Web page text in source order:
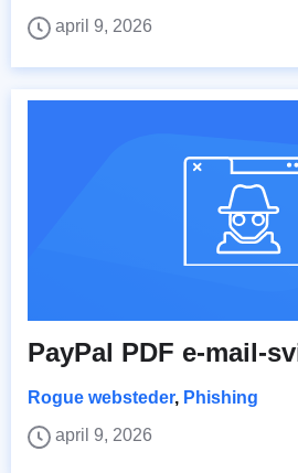
april 9, 2026
PayPal PDF e-mail-
Rogue websteder, Phishing
april 9, 2026